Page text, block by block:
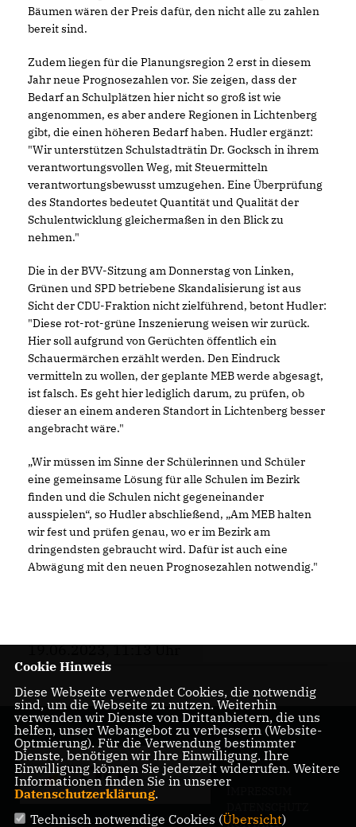
Bäumen wären der Preis dafür, den nicht alle zu zahlen
bereit sind.
Zudem liegen für die Planungsregion 2 erst in diesem
Jahr neue Prognosezahlen vor. Sie zeigen, dass der
Bedarf an Schulplätzen hier nicht so groß ist wie
angenommen, es aber andere Regionen in Lichtenberg
gibt, die einen höheren Bedarf haben. Hudler ergänzt:
"Wir unterstützen Schulstadträtin Dr. Gocksch in ihrem
verantwortungsvollen Weg, mit Steuermitteln
verantwortungsbewusst umzugehen. Eine Überprüfung
des Standortes bedeutet Quantität und Qualität der
Schulentwicklung gleichermaßen in den Blick zu
nehmen."
Die in der BVV-Sitzung am Donnerstag von Linken,
Grünen und SPD betriebene Skandalisierung ist aus
Sicht der CDU-Fraktion nicht zielführend, betont Hudler:
"Diese rot-rot-grüne Inszenierung weisen wir zurück.
Hier soll aufgrund von Gerüchten öffentlich ein
Schauermärchen erzählt werden. Den Eindruck
vermitteln zu wollen, der geplante MEB werde abgesagt,
ist falsch. Es geht hier lediglich darum, zu prüfen, ob
dieser an einem anderen Standort in Lichtenberg besser
angebracht wäre."
Wir müssen im Sinne der Schülerinnen und Schüler
eine gemeinsame Lösung für alle Schulen im Bezirk
finden und die Schulen nicht gegeneinander
ausspielen“, so Hudler abschließend, „Am MEB halten
wir fest und prüfen genau, wo er im Bezirk am
dringendsten gebraucht wird. Dafür ist auch eine
Abwägung mit den neuen Prognosezahlen notwendig."
19.06.2023, 11:13 Uhr
KONTAKT
Cookie Hinweis
Diese Webseite verwendet Cookies, die notwendig
sind, um die Webseite zu nutzen. Weiterhin
verwenden wir Dienste von Drittanbietern, die uns
helfen, unser Webangebot zu verbessern (Website-
Optmierung). Für die Verwendung bestimmter
Dienste, benötigen wir Ihre Einwilligung. Ihre
Einwilligung können Sie jederzeit widerrufen. Weitere
Informationen finden Sie in unserer
Datenschutzerklärung.
Technisch notwendige Cookies (Übersicht)